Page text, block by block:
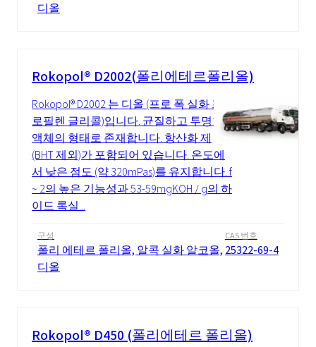
디올
Rokopol® D2002(폴리에테르폴리올)
Rokopol® D2002 는 디올 (프로 폭 실화 프
로필렌 글리콜)입니다. 균질하고 투명한
액체의 형태로 존재합니다. 항산화 제
(BHT 제외)가 포함되어 있습니다. 온도에
서 낮은 점도 (약 320mPas)를 유지합니다. f
~ 2의 높은 기능성과 53-59mgKOH / g의 하
이드 록실...
구성
폴리 에테르 폴리올, 알콕 실화 알코올,
디올
CAS 번호
25322-69-4
Rokopol® D450 (폴리에테르 폴리올)